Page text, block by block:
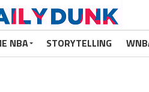
NBA STORYTELLING